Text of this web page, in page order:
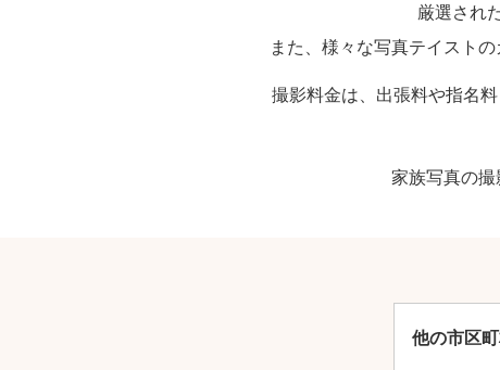
厳選され
また、様々な写真テイスト
撮影料金は、出張料や指名
家族写真の撮
他の市区